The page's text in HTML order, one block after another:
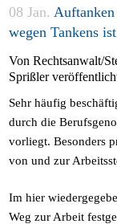
08 Jan.
wegen Tankens
Von Rechtsanwalt/
Sprißler
Sehr häufig
durch die
vorliegt. Besonders
von und zur
Im hier
Weg zur Arbeit